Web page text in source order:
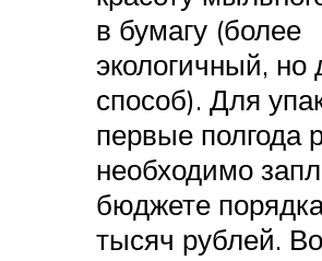
в бумагу (более
экологичный, но
способ). Для
первые полгода
необходимо
бюджете
тысяч рублей.